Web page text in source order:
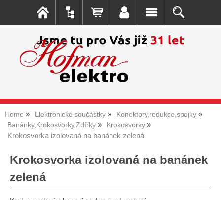
Home Elektronické součástky
Konektory,redukce,spojky
Banánky,Krokosvorky,Zdířky
Krokosvorky
Krokosvorka izolovaná na banánek zelená
Krokosvorka izolovaná na banánek
zelená